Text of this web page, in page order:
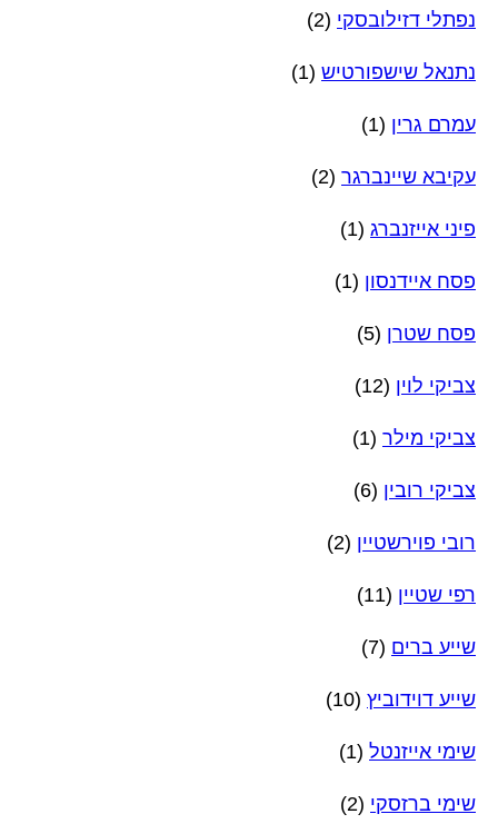
נפתלי דזילובסקי (2)
נתנאל שישפורטיש (1)
עמרם גרין (1)
עקיבא שיינברגר (2)
פיני אייזנברג (1)
פסח איידנסון (1)
פסח שטרן (5)
צביקי לוין (12)
צביקי מילר (1)
צביקי רובין (6)
רובי פוירשטיין (2)
רפי שטיין (11)
שייע ברים (7)
שייע דוידוביץ (10)
שימי אייזנטל (1)
שימי ברזסקי (2)